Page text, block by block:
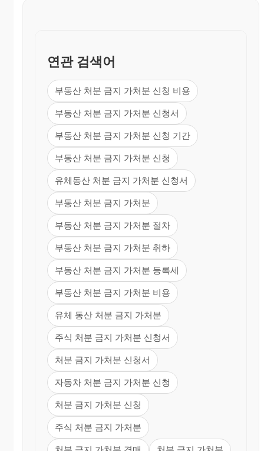
연관 검색어
부동산 처분 금지 가처분 신청 비용
부동산 처분 금지 가처분 신청서
부동산 처분 금지 가처분 신청 기간
부동산 처분 금지 가처분 신청
유체동산 처분 금지 가처분 신청서
부동산 처분 금지 가처분
부동산 처분 금지 가처분 절차
부동산 처분 금지 가처분 취하
부동산 처분 금지 가처분 등록세
부동산 처분 금지 가처분 비용
유체 동산 처분 금지 가처분
주식 처분 금지 가처분 신청서
처분 금지 가처분 신청서
자동차 처분 금지 가처분 신청
처분 금지 가처분 신청
주식 처분 금지 가처분